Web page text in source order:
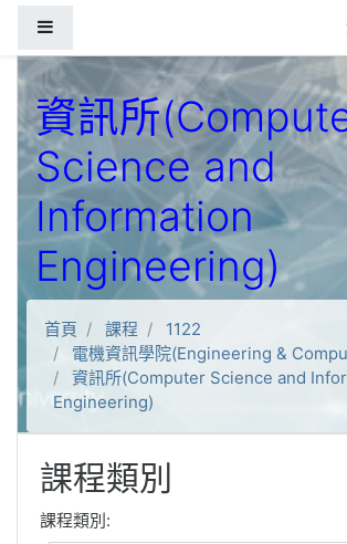
資訊所
Science and
Information
Engineering)
首頁 課程
1122
電機資訊學院(Engineering &
資訊所(Computer Science and
Engineering)
課程類別
課程類別: